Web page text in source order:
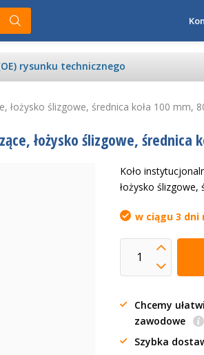
rysunku technicznego
ślizgowe, średnica koła 100 mm,
łożysko ślizgowe, średnica
Koło
łożysko ślizgowe,
w ciągu 3 dni
Chcemy
zawodowe
Szybka